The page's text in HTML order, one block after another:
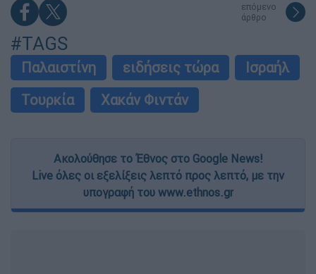
επόμενο
άρθρο
#TAGS
Παλαιστίνη ειδήσεις τώρα
Ισραήλ
Τουρκία
Χακάν Φιντάν
Ακολούθησε το Έθνος στο Google News!
Live όλες οι εξελίξεις λεπτό προς λεπτό, με την
υπογραφή του www.ethnos.gr